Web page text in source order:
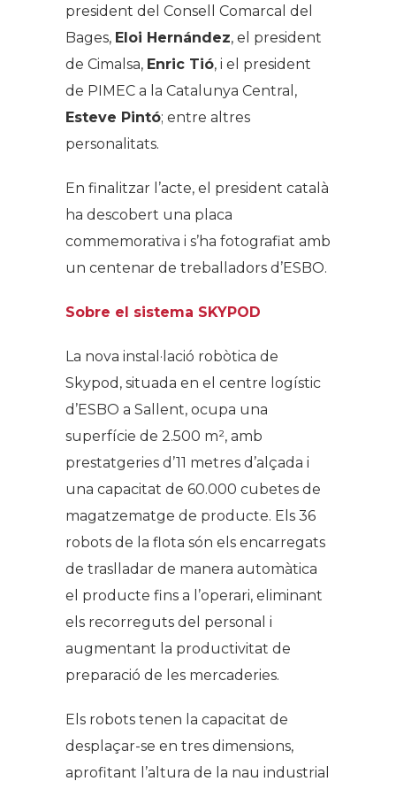
president del Consell Comarcal del
Bages, Eloi Hernández, el president
de Cimalsa, Enric Tió, i el president
de PIMEC a la Catalunya Central,
Esteve Pintó; entre altres
personalitats.
En finalitzar l’acte, el president català
ha descobert una placa
commemorativa i s’ha fotografiat amb
un centenar de treballadors d’ESBO.
Sobre el sistema SKYPOD
La nova instal·lació robòtica de
Skypod, situada en el centre logístic
d’ESBO a Sallent, ocupa una
superfície de 2.500 m², amb
prestatgeries d’11 metres d’alçada i
una capacitat de 60.000 cubetes de
magatzematge de producte. Els 36
robots de la flota són els encarregats
de traslladar de manera automàtica
el producte fins a l’operari, eliminant
els recorreguts del personal i
augmentant la productivitat de
preparació de les mercaderies.
Els robots tenen la capacitat de
desplaçar-se en tres dimensions,
aprofitant l’altura de la nau industrial